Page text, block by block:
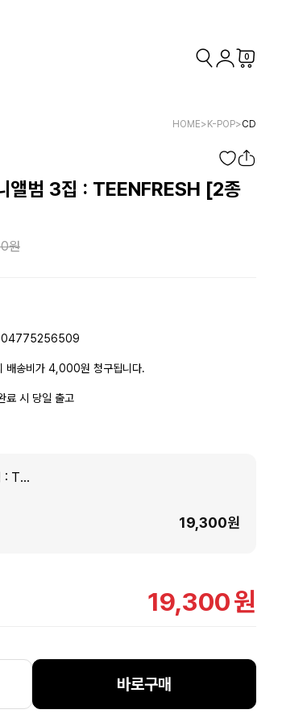
0
HOME> K-POP>CD
앨범 3집 : TEENFRESH [2종
배송비가 4,000원 청구됩니다.
료 시 당일 출고
STAYC (스테이씨) - 미니앨범 3집 : TEENFRESH [2종 중 1종 랜덤발송]
19,300원
19,300원
바로구매